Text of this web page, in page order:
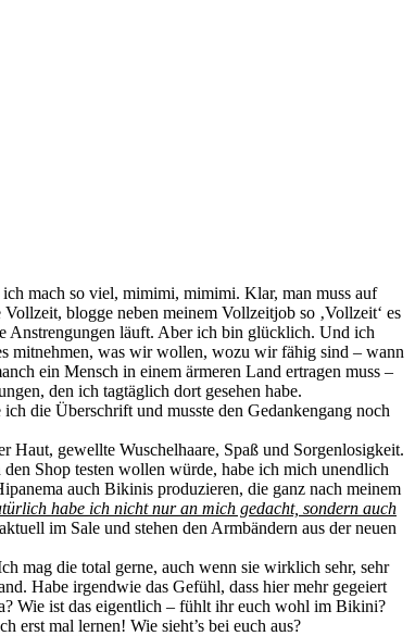
mach so viel, mimimi, mimimi. Klar, man muss auf
blogge neben meinem Vollzeitjob so ‚Vollzeit‘ es
Anstrengungen läuft. Aber ich bin glücklich. Und ich
mitnehmen, was wir wollen, wozu wir fähig sind – wann
ein Mensch in einem ärmeren Land ertragen muss –
den ich tagtäglich dort gesehen habe.
die Überschrift und musste den Gedankengang noch
Haut, gewellte Wuschelhaare, Spaß und Sorgenlosigkeit.
den Shop testen wollen würde, habe ich mich unendlich
auch Bikinis produzieren, die ganz nach meinem
habe ich nicht nur an mich gedacht, sondern auch
im Sale und stehen den Armbändern aus der neuen
mag die total gerne, auch wenn sie wirklich sehr, sehr
Habe irgendwie das Gefühl, dass hier mehr gegeiert
Wie ist das eigentlich – fühlt ihr euch wohl im Bikini?
erst mal lernen! Wie sieht’s bei euch aus?